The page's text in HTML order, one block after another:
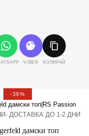
VIBER КОПИРАЙ
-39%
ДОСТАВКА ДО 1-2 ДНИ
дамски топ